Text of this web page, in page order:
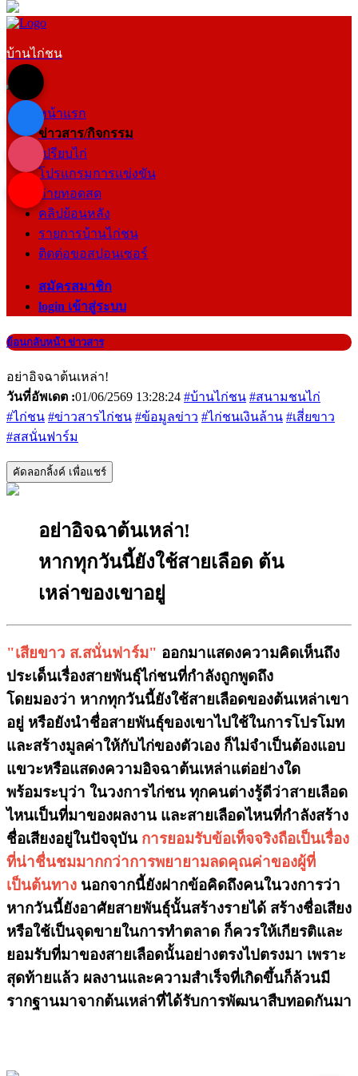
บ้านไก่ชน
หน้าแรก
ข่าวสาร/กิจกรรม
เปรียบไก่
โปรแกรมการแข่งขัน
ถ่ายทอดสด
คลิปย้อนหลัง
รายการบ้านไก่ชน
ติดต่อขอสปอนเซอร์
สมัครสมาชิก
login เข้าสู่ระบบ
ย้อนกลับหน้า ข่าวสาร
อย่าอิจฉาต้นเหล่า!
วันที่อัพเดต :01/06/2569 13:28:24 #บ้านไก่ชน #สนามชนไก่
#ไก่ชน #ข่าวสารไก่ชน #ข้อมูลข่าว #ไก่ชนเงินล้าน #เสี่ยขาว
#สสนั่นฟาร์ม
คัดลอกลิ้งค์ เพื่อแชร์
อย่าอิจฉาต้นเหล่า!
หากทุกวันนี้ยังใช้สายเลือด ต้น
เหล่าของเขาอยู่
"เสียขาว ส.สนั่นฟาร์ม" ออกมาแสดงความคิดเห็นถึง
ประเด็นเรื่องสายพันธุ์ไก่ชนที่กำลังถูกพูดถึง
โดยมองว่า หากทุกวันนี้ยังใช้สายเลือดของต้นเหล่าเขา
อยู่ หรือยังนำชื่อสายพันธุ์ของเขาไปใช้ในการโปรโมท
และสร้างมูลค่าให้กับไก่ของตัวเอง ก็ไม่จำเป็นต้องแอบ
แขวะหรือแสดงความอิจฉาต้นเหล่าแต่อย่างใด
พร้อมระบุว่า ในวงการไก่ชน ทุกคนต่างรู้ดีว่าสายเลือด
ไหนเป็นที่มาของผลงาน และสายเลือดไหนที่กำลังสร้าง
ชื่อเสียงอยู่ในปัจจุบัน การยอมรับข้อเท็จจริงถือเป็นเรื่อง
ที่น่าชื่นชมมากกว่าการพยายามลดคุณค่าของผู้ที่
เป็นต้นทาง นอกจากนี้ยังฝากข้อคิดถึงคนในวงการว่า
หากวันนี้ยังอาศัยสายพันธุ์นั้นสร้างรายได้ สร้างชื่อเสียง
หรือใช้เป็นจุดขายในการทำตลาด ก็ควรให้เกียรติและ
ยอมรับที่มาของสายเลือดนั้นอย่างตรงไปตรงมา เพราะ
สุดท้ายแล้ว ผลงานและความสำเร็จที่เกิดขึ้นก็ล้วนมี
รากฐานมาจากต้นเหล่าที่ได้รับการพัฒนาสืบทอดกันมา